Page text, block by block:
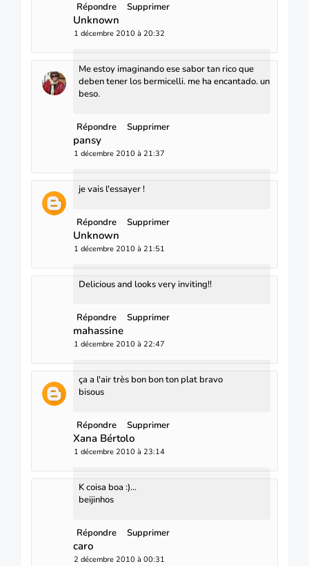
Répondre Supprimer
Unknown
1 décembre 2010 à 20:32
Me estoy imaginando ese sabor tan rico que
deben tener los bermicelli. me ha encantado. un
beso.
Répondre Supprimer
pansy
1 décembre 2010 à 21:37
je vais l'essayer !
Répondre Supprimer
Unknown
1 décembre 2010 à 21:51
Delicious and looks very inviting!!
Répondre Supprimer
mahassine
1 décembre 2010 à 22:47
ça a l'air très bon bon ton plat bravo
bisous
Répondre Supprimer
Xana Bértolo
1 décembre 2010 à 23:14
K coisa boa :)...
beijinhos
Répondre Supprimer
caro
2 décembre 2010 à 00:31